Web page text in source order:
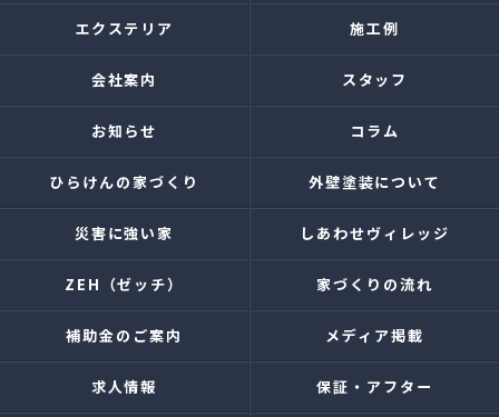
エクステリア 施工例
会社案内 スタッフ
お知らせ コラム
ひらけんの家づくり 外壁塗装について
災害に強い家 しあわせヴィレッジ
ZEH（ゼッチ） 家づくりの流れ
補助金のご案内 メディア掲載
求人情報 保証・アフター